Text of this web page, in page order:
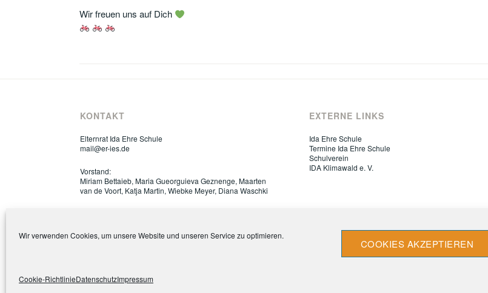
Wir verwenden Cookies, um unsere Website und unseren Service zu optimieren.
COOKIES AKZEPTIEREN
Cookie-RichtlinieDatenschutzImpressum
Wir freuen uns auf Dich
KONTAKT
Elternrat Ida Ehre Schule
mail@er-ies.de
Vorstand:
Miriam Bettaieb, Maria Gueorguieva Geznenge, Maarten
van de Voort, Katja Martin, Wiebke Meyer, Diana Waschki
EXTERNE LINKS
Ida Ehre Schule
Termine Ida Ehre Schule
Schulverein
IDA Klimawald e. V.